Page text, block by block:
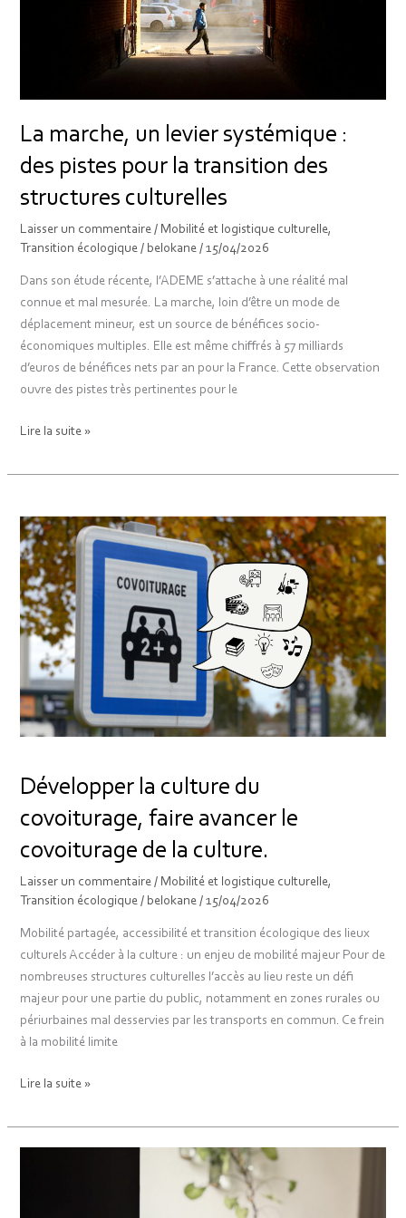
La marche, un levier systémique :
des pistes pour la transition des
structures culturelles
Laisser un commentaire / Mobilité et logistique culturelle,
Transition écologique / belokane/15/04/2026
Dans son étude récente, l’ADEME s’attache à une réalité mal
connue et mal mesurée. La marche, loin d’être un mode de
déplacement mineur, est un source de bénéfices socio-
économiques multiples. Elle est même chiffrés à 57 milliards
d’euros de bénéfices nets par an pour la France. Cette observation
ouvre des pistes très pertinentes pour le
structures
Lire la suite »
Développer la culture du
covoiturage, faire avancer le
covoiturage de la culture.
Laisser un commentaire / Mobilité et logistique culturelle,
Transition écologique / belokane/15/04/2026
Mobilité partagée, accessibilité et transition écologique des lieux
culturels Accéder à la culture : un enjeu de mobilité majeur Pour de
nombreuses structures culturelles l’accès au lieu reste un défi
majeur pour une partie du public, notamment en zones rurales ou
périurbaines mal desservies par les transports en commun. Ce frein
à la mobilité limite
la
culture
du
covoiturage,
faire
avancer
covoiturage
de
la
Lire la suite »